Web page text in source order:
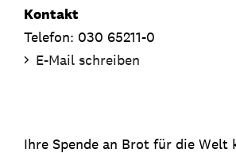
Kontakt
Telefon: 030 65211-0
E-Mail schreiben
Ihre Spende an Brot für die Welt